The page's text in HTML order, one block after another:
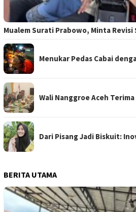
Mualem Surati Prabowo, Minta
Menukar Pedas Cabai
Wali Nanggroe Aceh
Dari Pisang Jadi Biskuit:
BERITA UTAMA